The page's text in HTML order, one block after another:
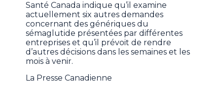
Santé Canada indique qu’il examine
actuellement six autres demandes
concernant des génériques du
sémaglutide présentées par différentes
entreprises et qu’il prévoit de rendre
d’autres décisions dans les semaines et les
mois à venir.
La Presse Canadienne